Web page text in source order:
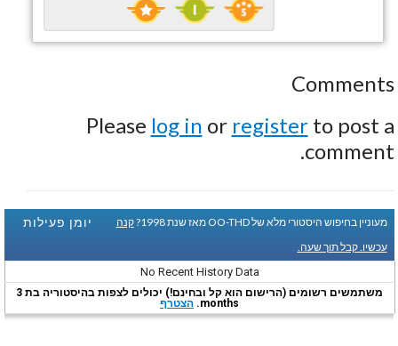
Comments
Please log in or registerto post a
comment.
יומן פעילות מעוניין בחיפוש היסטורי מלא של OO-THD מאז שנת 1998?
קנה
עכשיו. קבל תוך שעה.
No Recent History Data
משתמשים רשומים (הרישום הוא קל ובחינם!) יכולים לצפות בהיסטוריה בת 3
months. הצטרף